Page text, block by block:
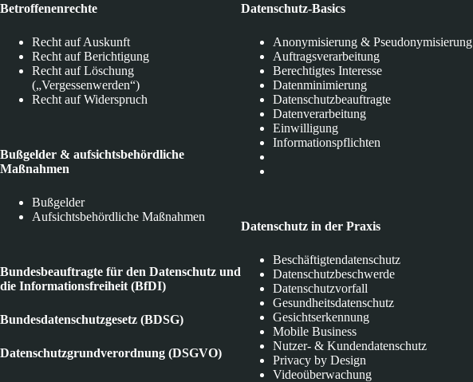
Betroffenenrechte
Recht auf Auskunft
Recht auf Berichtigung
Recht auf Löschung
(„Vergessenwerden“)
Recht auf Widerspruch
Bußgelder & aufsichtsbehördliche
Maßnahmen
Bußgelder
Aufsichtsbehördliche Maßnahmen
Bundesbeauftragte für den Datenschutz und
die Informationsfreiheit (BfDI)
Bundesdatenschutzgesetz (BDSG)
Datenschutzgrundverordnung (DSGVO)
Datenschutz-Basics
Anonymisierung & Pseudonymisierung
Auftragsverarbeitung
Berechtigtes Interesse
Datenminimierung
Datenschutzbeauftragte
Datenverarbeitung
Einwilligung
Informationspflichten
Datenschutz in der Praxis
Beschäftigtendatenschutz
Datenschutzbeschwerde
Datenschutzvorfall
Gesundheitsdatenschutz
Gesichtserkennung
Mobile Business
Nutzer- & Kundendatenschutz
Privacy by Design
Videoüberwachung